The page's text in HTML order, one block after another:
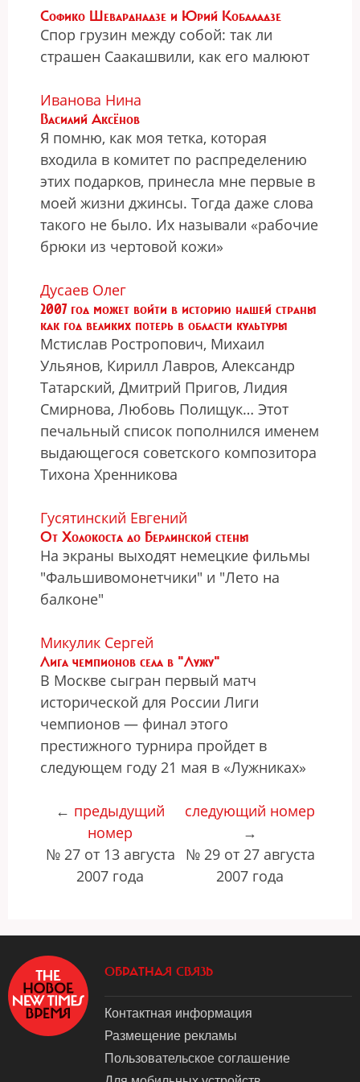
Софико Шеварднадзе и Юрий Кобаладзе
Спор грузин между собой: так ли
страшен Саакашвили, как его малюют
Иванова Нина
Василий Аксёнов
Я помню, как моя тетка, которая
входила в комитет по распределению
этих подарков, принесла мне первые в
моей жизни джинсы. Тогда даже слова
такого не было. Их называли «рабочие
брюки из чертовой кожи»
Дусаев Олег
2007 год может войти в историю нашей страны
как год великих потерь в области культуры
Мстислав Ростропович, Михаил
Ульянов, Кирилл Лавров, Александр
Татарский, Дмитрий Пригов, Лидия
Смирнова, Любовь Полищук… Этот
печальный список пополнился именем
выдающегося советского композитора
Тихона Хренникова
Гусятинский Евгений
От Холокоста до Берлинской стены
На экраны выходят немецкие фильмы
"Фальшивомонетчики" и "Лето на
балконе"
Микулик Сергей
Лига чемпионов села в "Лужу"
В Москве сыгран первый матч
исторической для России Лиги
чемпионов — финал этого
престижного турнира пройдет в
следующем году 21 мая в «Лужниках»
← предыдущий
номер
№ 27 от 13 августа
2007 года
следующий номер
→
№ 29 от 27 августа
2007 года
ОБРАТНАЯ СВЯЗЬ
Контактная информация
Размещение рекламы
Пользовательское соглашение